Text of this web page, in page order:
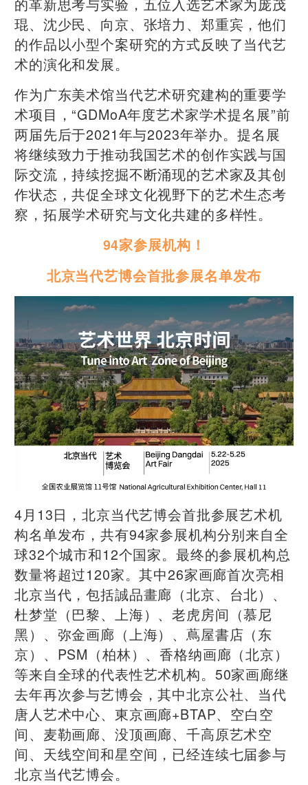
琨、沈少民、向京、张培力、郑重宾，他们
的作品以小型个案研究的方式反映了当代艺
术的演化和发展。
作为广东美术馆当代艺术研究建构的重要学
术项目，“GDMoA年度艺术家学术提名展”前
两届先后于2021年与2023年举办。提名展
将继续致力于推动我国艺术的创作实践与国
际交流，持续挖掘不断涌现的艺术家及其创
作状态，共促全球文化视野下的艺术生态考
察，拓展学术研究与文化共建的多样性。
94家参展机构 ！
北京当代艺博会首批参展名单发布
4月13日，北京当代艺博会首批参展艺术机
构名单发布，共有94家参展机构分别来自全
球32个城市和12个国家。最终的参展机构总
数量将超过120家。其中26家画廊首次亮相
北京当代，包括誠品畫廊（北京、台北）、
杜梦堂（巴黎、上海）、老虎房间（慕尼
黑）、弥金画廊（上海）、蔦屋書店（东
京）、PSM（柏林）、香格纳画廊（北京）
等来自全球的代表性艺术机构。50家画廊继
去年再次参与艺博会，其中北京公社、当代
唐人艺术中心、東京画廊+BTAP、空白空
间、麦勒画廊、没顶画廊、千高原艺术空
间、天线空间和星空间，已经连续七届参与
北京当代艺博会。